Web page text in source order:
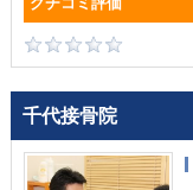
千代接骨院